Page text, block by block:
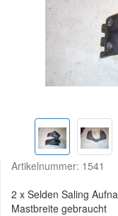
Artikelnummer: 1541
2 x Selden Saling
Mastbreite gebraucht